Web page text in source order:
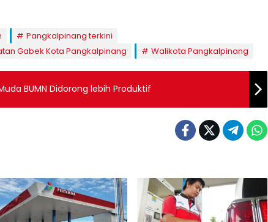
Pangkalpinang terkini
Gabek Kota Pangkalpinang
Walikota Pangkalpinang
BUMN Didorong lebih Produktif